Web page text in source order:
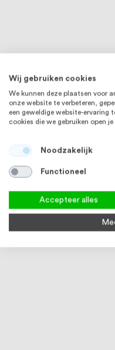
RVS 316
Plaatschroef 4,8 x 25 mm
Kruiskop DIN 7982 RVS 316
Wij gebruiken cookies
We kunnen deze plaatsen voor
onze website te verbeteren,
een geweldige website-ervaring
cookies die we gebruiken open
Noodzakelijk
Functioneel
Accepteer alles